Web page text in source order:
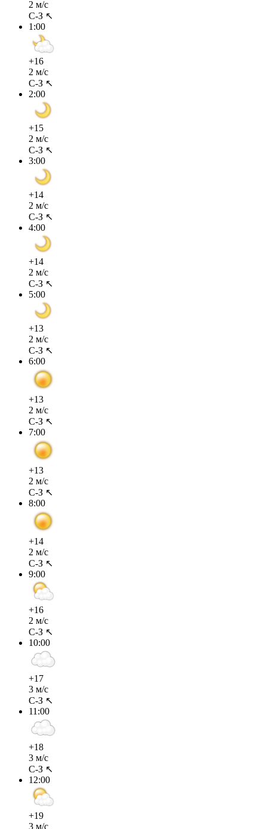
2 м/с
С-З ↖
1:00
+16
2 м/с
С-З ↖
2:00
+15
2 м/с
С-З ↖
3:00
+14
2 м/с
С-З ↖
4:00
+14
2 м/с
С-З ↖
5:00
+13
2 м/с
С-З ↖
6:00
+13
2 м/с
С-З ↖
7:00
+13
2 м/с
С-З ↖
8:00
+14
2 м/с
С-З ↖
9:00
+16
2 м/с
С-З ↖
10:00
+17
3 м/с
С-З ↖
11:00
+18
3 м/с
С-З ↖
12:00
+19
3 м/с